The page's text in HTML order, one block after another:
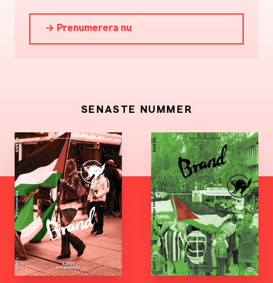
→ Prenumerera nu
SENASTE NUMMER